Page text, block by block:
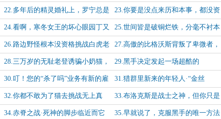
矮脚狼以及诱拐者
22.多年后的精灵婚礼上，罗宁总是
能想起赤脊山的那个午后...
23.你要是没点来历和本事，都没资
格加入老克的团伙
24.看啊，寒冬女王的坏心眼园丁又
在打窝啦
25.世间皆是破铜烂铁，分毫不衬本
座的武艺
26.路边野怪根本没资格挑战白虎老
大，你们连猫都打不过！
27.高傲的比格沃斯背叛了卑微者，
公正的加尼决定除它丐籍
28.三万岁的无耻老登诱骗小奶猫，
难怪阿克蒙德要把你头砍了
29.黑手决定发起一场超酷的
Waaaagh，猜猜谁没得到邀请？
30.叮！您的“杀了吗”业务有新的雇
佣订单，请立刻查看
31.猎群里新来的年轻人·“金丝
猫”凯尔萨斯的惊讶
32.你都不敢为了猫去挑战无上真
神，有什么资格自称为“猫奴”啊？
33.布洛克斯是战士之神，但你只是
个拙劣的仿制品
34.赤脊之战·死神的脚步临近而它 35.早就说了，克服黑手的唯一方法